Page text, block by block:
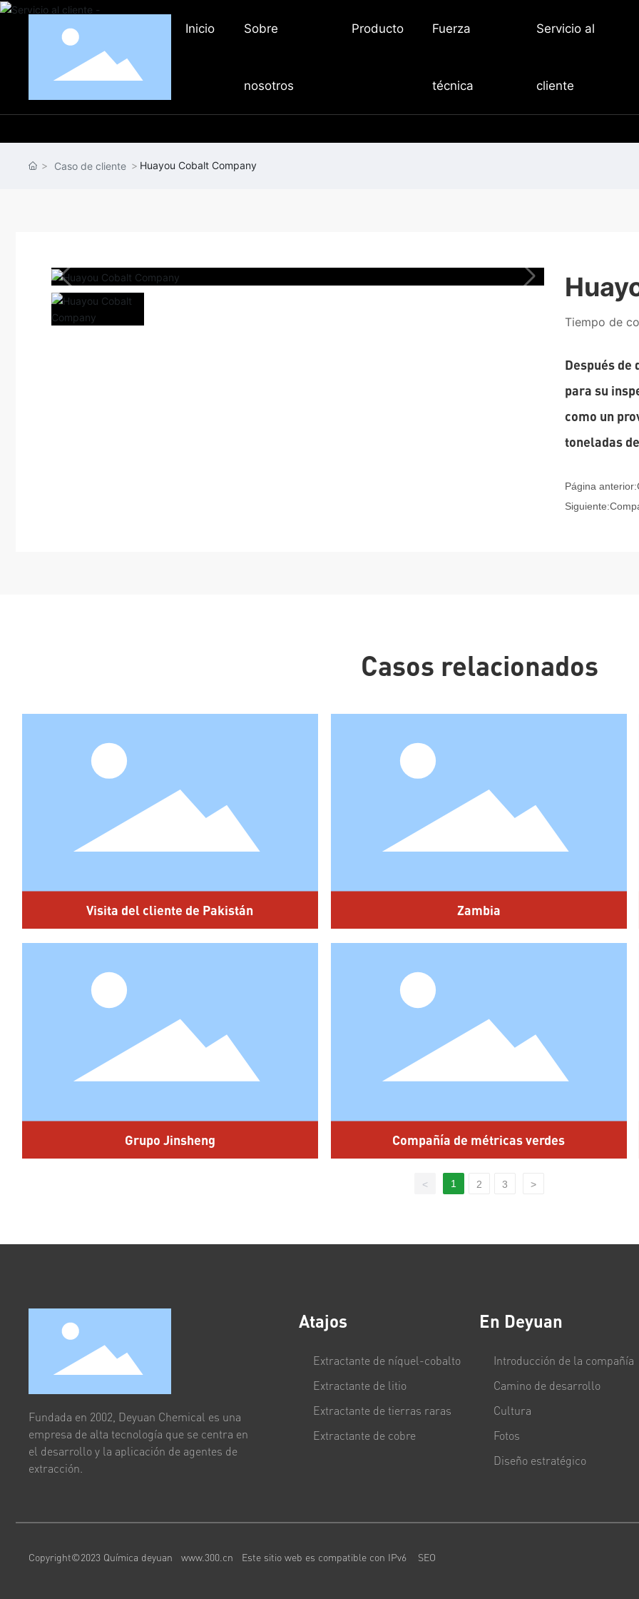
Inicio Sobre
nosotros
Producto Fuerza
técnica
Servicio al
cliente
Caso de cliente Huayou Cobalt Company
Tiempo de
Después de
para su
como un
toneladas
Página anterior:
Siguiente:
Casos relacionados
Visita del cliente de Pakistán Zambia
Grupo Jinsheng Compañía de métricas verdes
< 1 2 3 >
Fundada en 2002, Deyuan Chemical es una
empresa de alta tecnología que se centra en
el desarrollo y la aplicación de agentes de
extracción.
Atajos
Extractante de níquel-cobalto
Extractante de litio
Extractante de tierras raras
Extractante de cobre
En Deyuan
Introducción de la compañía
Camino de desarrollo
Cultura
Fotos
Diseño estratégico
Copyright©2023 Química deyuanwww.300.cn Este sitio web es compatible con IPv6 SEO